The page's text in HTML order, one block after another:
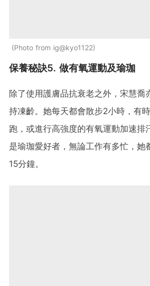
Photo from ig@kyo1122
保養秘訣5. 做有氧運動及瑜珈
除了使用護膚品抗衰老之外，宋慧喬
持凍齡。她每天都會散步2小時，有
跑，或進行高強度的有氧運動加速排
是瑜珈愛好者，無論工作有多忙，她
15分鐘。